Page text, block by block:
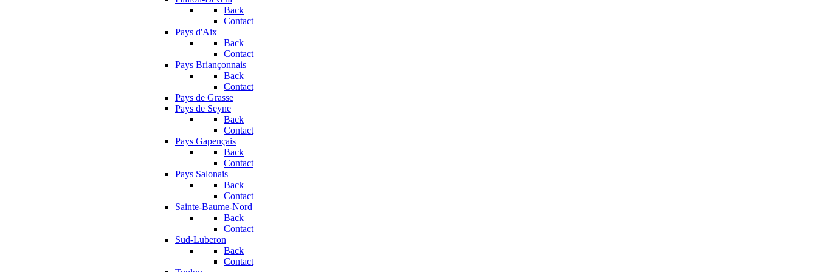
Back
Contact
Pays d'Aix
Back
Contact
Pays Briançonnais
Back
Contact
Pays de Grasse
Pays de Seyne
Back
Contact
Pays Gapençais
Back
Contact
Pays Salonais
Back
Contact
Sainte-Baume-Nord
Back
Contact
Sud-Luberon
Back
Contact